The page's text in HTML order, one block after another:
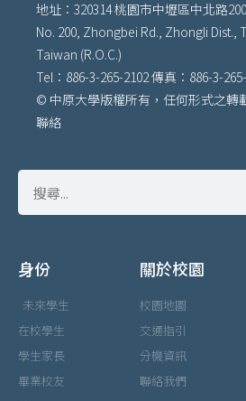
地址：320314 桃園市中壢區中北路
No. 200, Zhongbei Rd., Zhongli Dist.,
Taiwan (R.O.C.)
Tel：886-3-265-2102 傳真：886-3-
© 中原大學版權所有，任何形式之轉
聯絡
身份
未來學生
在校學生
學生家長
畢業校友
關於校園
校園地圖
交通指引
分機資訊
聯絡我們